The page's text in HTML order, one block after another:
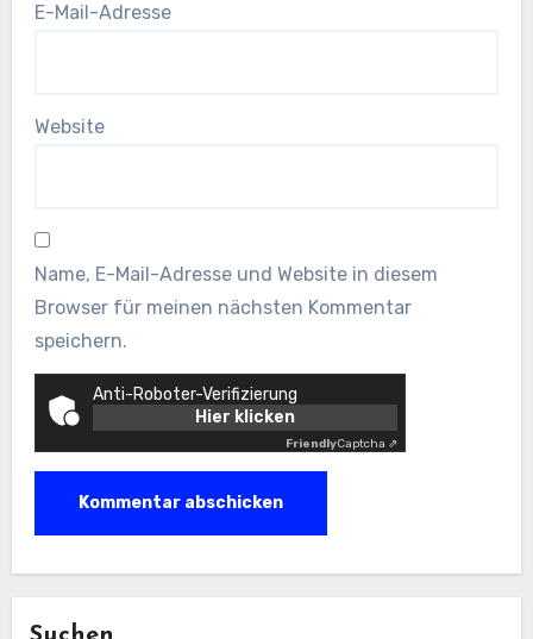
E-Mail-Adresse
Website
Name, E-Mail-Adresse und Website in diesem
Browser für meinen nächsten Kommentar
speichern.
Anti-Roboter-Verifizierung
Hier klicken
FriendlyCaptcha ⇗